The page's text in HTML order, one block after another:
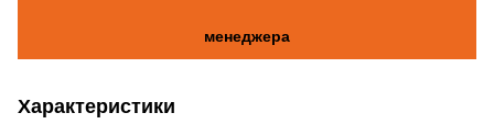
менеджера
Характеристики